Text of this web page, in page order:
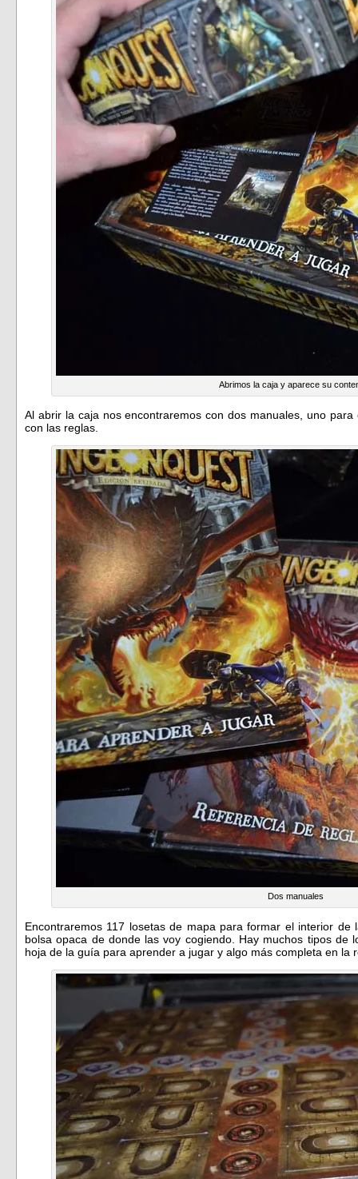
Abrimos la caja y aparece su
Al abrir la caja nos encontraremos con dos manuales, uno
con las reglas.
Dos manuales
Encontraremos 117 losetas de mapa para formar el interior
bolsa opaca de donde las voy cogiendo. Hay muchos tipos de
hoja de la guía para aprender a jugar y algo más completa en la